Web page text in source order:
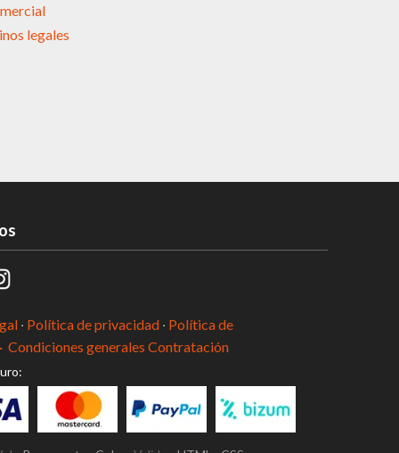
legales
· Política de privacidad · Política de
Condiciones generales Contratación